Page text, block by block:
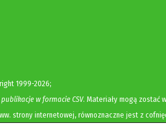
1999-2026;
w formacie CSV. Materiały mogą zostać
strony internetowej, równoznaczne jest z